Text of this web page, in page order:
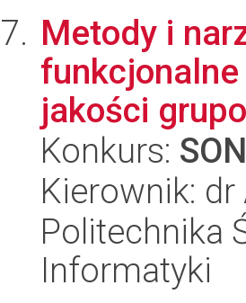
Metody i
jakości
Konkurs:
Kierownik: dr
Politechnika
Informatyki